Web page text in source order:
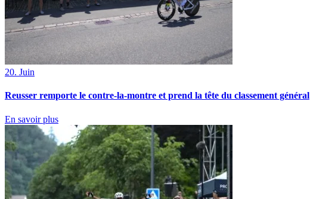
20. Juin
Reusser remporte le contre-la-montre et prend la tête du classement général
En savoir plus